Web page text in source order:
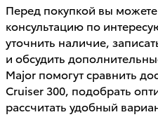
Перед покупкой вы
консультацию по
уточнить наличие,
и обсудить
Major помогут сравнить
Cruiser 300, подобрать
рассчитать удобный